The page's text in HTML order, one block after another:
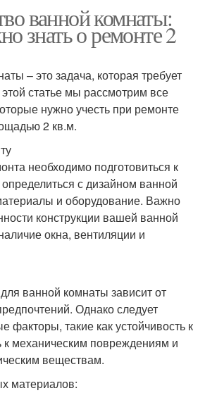
ванной комнаты:
знать о ремонте 2
– это задача, которая требует
статье мы рассмотрим все
нужно учесть при ремонте
2 кв.м.
необходимо подготовиться к
с дизайном ванной
и оборудование. Важно
конструкции вашей ванной
окна, вентиляции и
ванной комнаты зависит от
Однако следует
факторы, такие как устойчивость к
к механическим повреждениям и
веществам.
материалов: